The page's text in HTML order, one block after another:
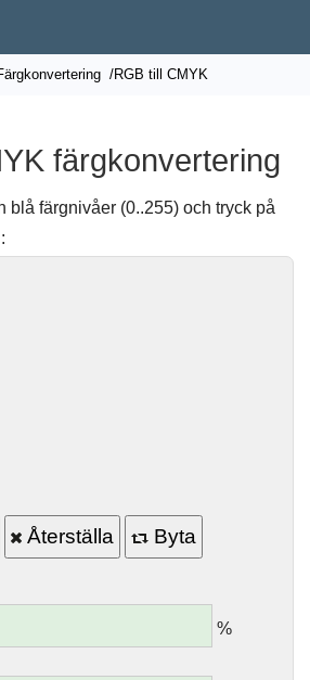
/RGB till CMYK
färgkonvertering
blå färgnivåer (0..255) och tryck på
:
Återställa Byta
%